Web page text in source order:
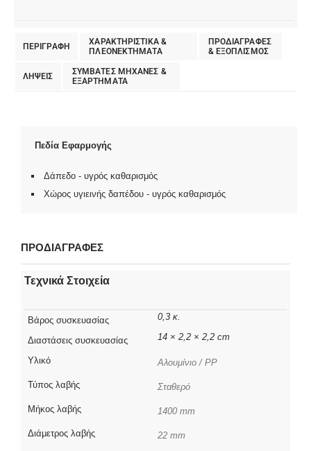
ΠΕΡΙΓΡΑΦΗ
ΧΑΡΑΚΤΗΡΙΣΤΙΚΑ &
ΠΛΕΟΝΕΚΤΗΜΑΤΑ
ΠΡΟΔΙΑΓΡΑΦΕΣ
& EΞΟΠΛΙΣΜΟΣ
ΛΗΨΕΙΣ
ΣΥΜΒΑΤΕΣ ΜΗΧΑΝΕΣ &
ΕΞΑΡΤΗΜΑΤΑ
Πεδία Εφαρμογής
Δάπεδο - υγρός καθαρισμός
Χώρος υγιεινής δαπέδου - υγρός καθαρισμός
ΠΡΟΔΙΑΓΡΑΦΕΣ
Τεχνικά Στοιχεία
Βάρος συσκευασίας 0,3 κ.
Διαστάσεις συσκευασίας 14 × 2,2 × 2,2 cm
Υλικό Αλουμίνιο / PP
Τύπος λαβής Σταθερό
Μήκος λαβής 1400 mm
Διάμετρος λαβής 22 mm